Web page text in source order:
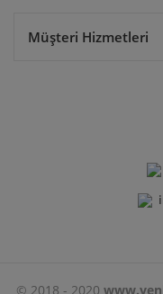
Müşteri Hizmetleri
© 2018 - 2020